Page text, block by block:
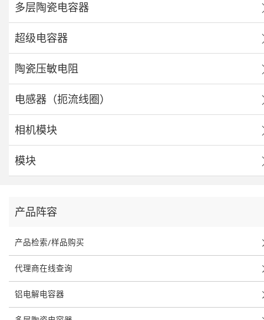
多层陶瓷电容器
超级电容器
陶瓷压敏电阻
电感器（扼流线圈）
相机模块
模块
产品阵容
产品检索/样品购买
代理商在线查询
铝电解电容器